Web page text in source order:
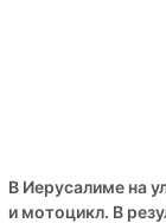
В Иерусалиме на
и мотоцикл. В